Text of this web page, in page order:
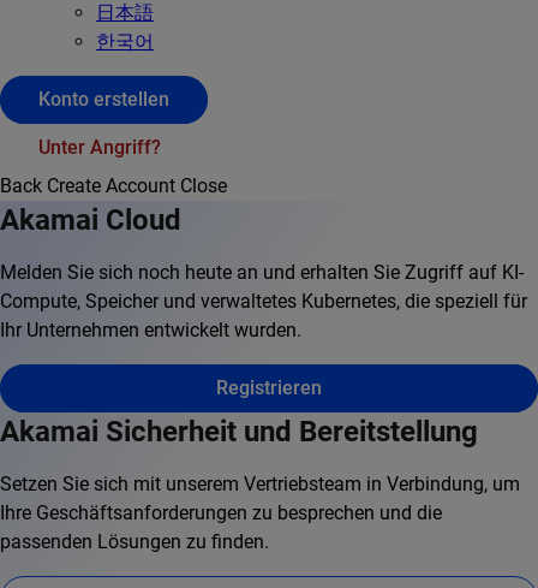
日本語
한국어
Konto erstellen
Unter Angriff?
Back Create Account Close
Akamai Cloud
Melden Sie sich noch heute an und erhalten Sie Zugriff auf KI-
Compute, Speicher und verwaltetes Kubernetes, die speziell für
Ihr Unternehmen entwickelt wurden.
Registrieren
Akamai Sicherheit und Bereitstellung
Setzen Sie sich mit unserem Vertriebsteam in Verbindung, um
Ihre Geschäftsanforderungen zu besprechen und die
passenden Lösungen zu finden.